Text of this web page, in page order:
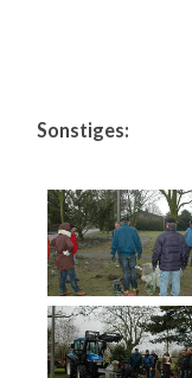
Sonstiges: